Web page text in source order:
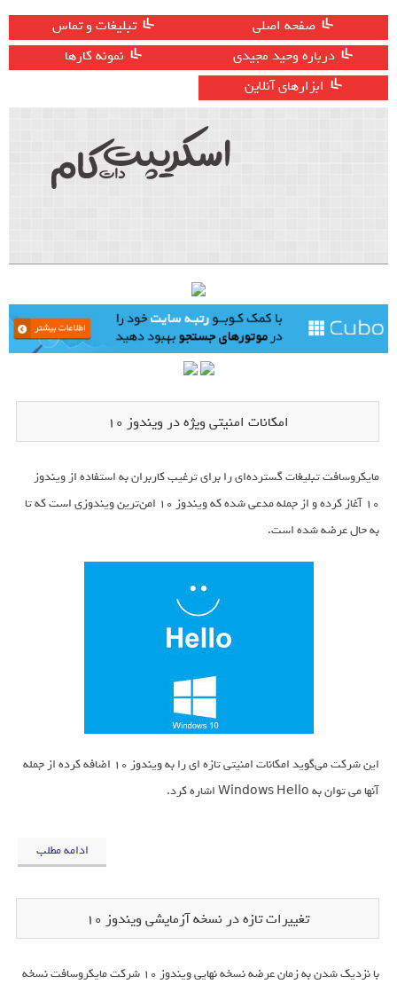
صفحه اصلی
تبلیغات و تماس
درباره وحید مجیدی
نمونه کارها
ابزارهای آنلاین
امکانات امنیتی ویژه در ویندوز 10
مایکروسافت تبلیغات گسترده‌ای را برای ترغیب کاربران به استفاده از ویندوز
۱۰ آغاز کرده و از جمله مدعی شده که ویندوز ۱۰ امن‌ترین ویندوزی است که تا
به حال عرضه شده است.
این شرکت می‌گوید امکانات امنیتی تازه ای را به ویندوز ۱۰ اضافه کرده از جمله
آنها می توان به Windows Hello اشاره کرد.
ادامه مطلب
تغییرات تازه در نسخه آزمایشی ویندوز 10
با نزدیک شدن به زمان عرضه نسخه نهایی ویندوز 10 شرکت مایکروسافت نسخه